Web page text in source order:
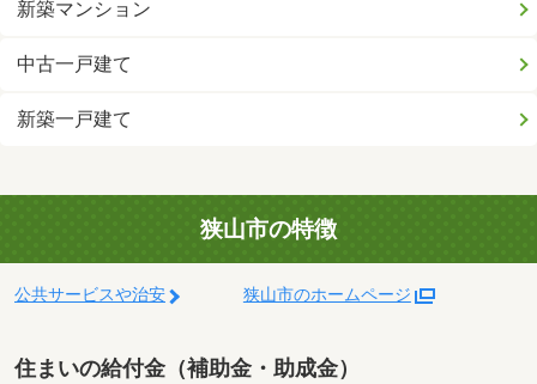
新築マンション
中古一戸建て
新築一戸建て
狭山市の特徴
公共サービスや治安 狭山市のホームページ
住まいの給付金（補助金・助成金）